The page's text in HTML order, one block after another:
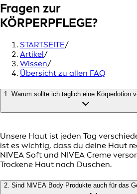
Fragen zur
KÖRPERPFLEGE?
STARTSEITE/
Artikel/
Wissen/
Übersicht zu allen FAQ
1. Warum sollte ich täglich eine Körperlotion
Unsere Haut ist jeden Tag
ist es wichtig, dass du deine Haut
NIVEA Soft und NIVEA Creme
Trockene Haut nach Duschen.
2. Sind NIVEA Body Produkte auch für das